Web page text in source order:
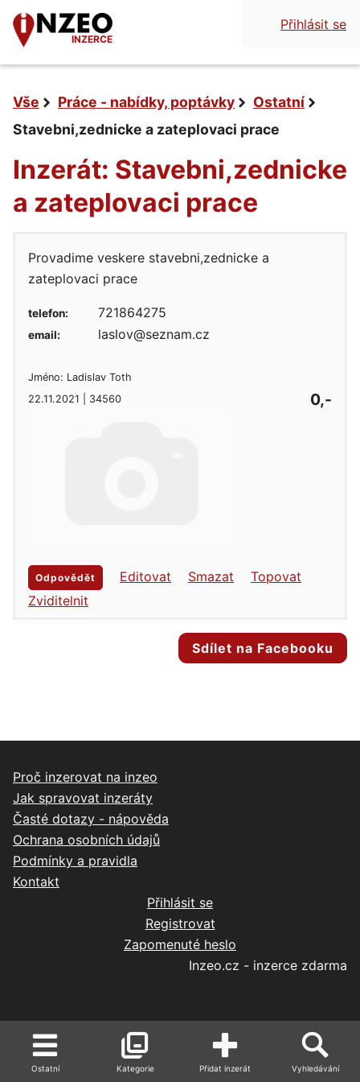
INZERCE
Přihlásit se
Vše Práce - nabídky, poptávky
Ostatní
Stavebni,zednicke a zateplovaci prace
Inzerát: Stavebni,zednicke
a zateplovaci prace
Provadime veskere stavebni,zednicke a
zateplovaci prace
Jméno: Ladislav Toth
22.11.2021 | 34560
0,-
telefon: 721864275
email: laslov@seznam.cz
Odpovědět Editovat Smazat
Topovat
Zviditelnit
Sdílet na Facebooku
Kategorie
Ostatní Přidat inzerát Vyhledávání
Proč inzerovat na inzeo
Jak spravovat inzeráty
Časté dotazy - nápověda
Ochrana osobních údajů
Podmínky a pravidla
Kontakt
Přihlásit se
Registrovat
Zapomenuté heslo
Inzeo.cz - inzerce zdarma